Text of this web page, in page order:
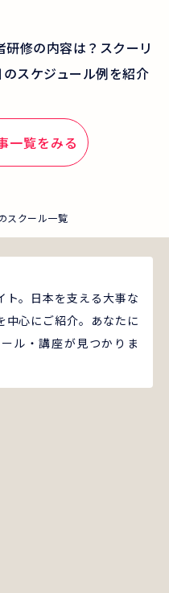
修の内容は？スクーリ
スケジュール例を紹介
一覧をみる
スクール一覧
ト。日本を支える大事な
中心にご紹介。あなたに
ル・講座が見つかりま